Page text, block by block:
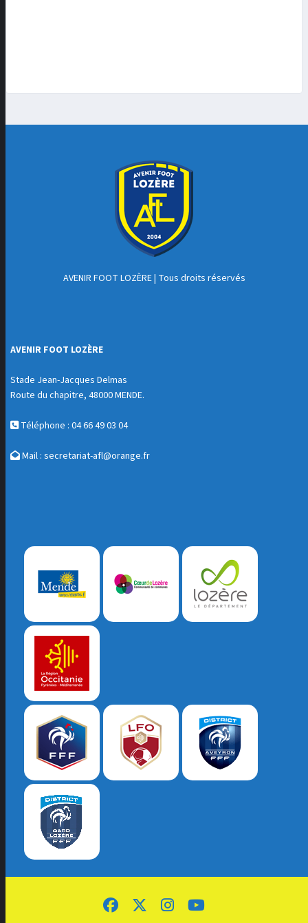
AVENIR FOOT LOZÈRE| Tous droits réservés
AVENIR FOOT LOZÈRE
Stade Jean-Jacques Delmas
Route du chapitre, 48000 MENDE.
Téléphone : 04 66 49 03 04
Mail : secretariat-afl@orange.fr